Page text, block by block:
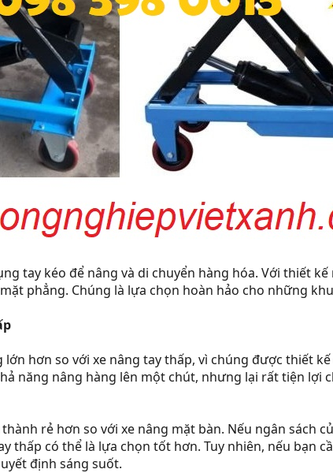
tay kéo để nâng và di chuyển hàng hóa. Với thiết
phẳng. Chúng là lựa chọn hoàn hảo cho những
hơn so với xe nâng tay thấp, vì chúng được thiết
năng nâng hàng lên một chút, nhưng lại rất tiện lợi
rẻ hơn so với xe nâng mặt bàn. Nếu ngân sách
thấp có thể là lựa chọn tốt hơn. Tuy nhiên, nếu bạn
định sáng suốt.